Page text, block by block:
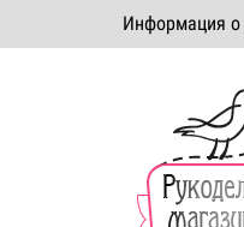
Информация о
Система